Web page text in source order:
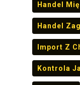
Handel
Handel
Import Z
Kontrola